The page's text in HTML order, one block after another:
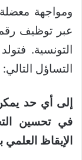
ومواجهة معضلة
عبر توظيف
التونسية.
التساؤل التالي:
إلى أي حد
في تحسين
الإيقاظ العلمي